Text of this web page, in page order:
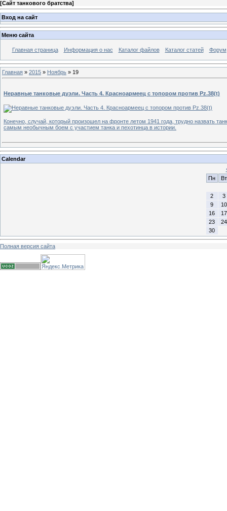
[Сайт танкового братства]
Вход на сайт
Меню сайта
Главная страница Информация о нас Каталог файлов Каталог статей Форум
Главная » 2015 » Ноябрь » 19
Неравные танковые дуэли. Часть 4. Красноармеец с топором против Pz.38(t)
Конечно, случай, который произошел на фронте летом 1941 года, трудно назвать
самым необычным боем с участием танка и пехотинца в истории.
Calendar
Пн
Вт
2
3
9
10
16
17
23
24
30
Полная версия сайта